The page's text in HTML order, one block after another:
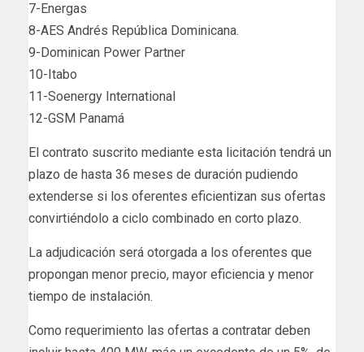
7-Energas
8-AES Andrés República Dominicana.
9-Dominican Power Partner
10-Itabo
11-Soenergy International
12-GSM Panamá
El contrato suscrito mediante esta licitación tendrá un
plazo de hasta 36 meses de duración pudiendo
extenderse si los oferentes eficientizan sus ofertas
convirtiéndolo a ciclo combinado en corto plazo.
La adjudicación será otorgada a los oferentes que
propongan menor precio, mayor eficiencia y menor
tiempo de instalación.
Como requerimiento las ofertas a contratar deben